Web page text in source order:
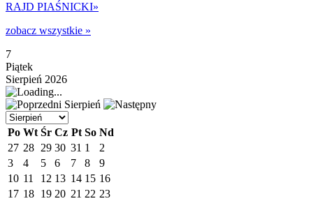
RAJD PIAŚNICKI»
zobacz wszystkie »
7
Piątek
Sierpień 2026
Sierpień
Po Wt Śr Cz Pt So Nd
27 28 29 30 31 1
2
3
4 5 6 7 8
9
10 11 12 13 14 15 16
17 18 19 20 21 22 23